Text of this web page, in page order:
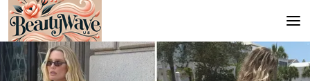
Pagina principale